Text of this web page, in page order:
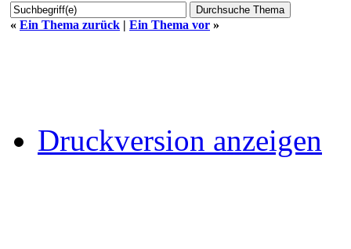
« Ein Thema zurück | Ein Thema vor »
Druckversion anzeigen